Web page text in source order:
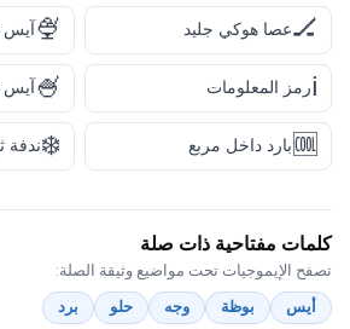
🏒عصا هوكي جليد 🍨آيس
ℹ️رمز المعلومات 🍧
🆒بارد داخل مربع ❄️ندفة
كلمات مفتاحية ذات صلة
تصفح الإيموجيات تحت مواضيع وثيقة الصلة:
أيس
بوظة وجه حلو برد